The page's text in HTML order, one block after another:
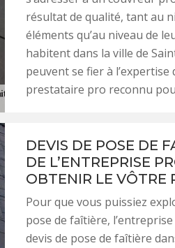
résultat de qualité, tant au
éléments qu’au niveau de
habitent dans la ville de
peuvent se fier à
prestataire pro reconnu
DEVIS DE POSE DE
DE L’ENTREPRISE
OBTENIR LE VÔTRE
Pour que vous puissiez
pose de faîtière,
devis de pose de faîtière